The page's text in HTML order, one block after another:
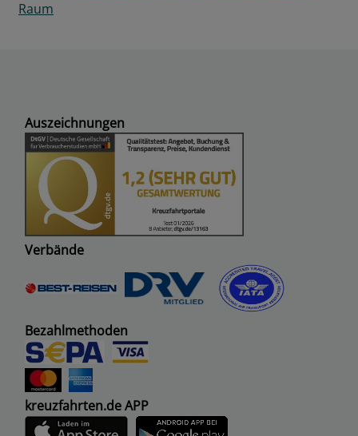
Raum
Auszeichnungen
Verbände
Bezahlmethoden
kreuzfahrten.de APP